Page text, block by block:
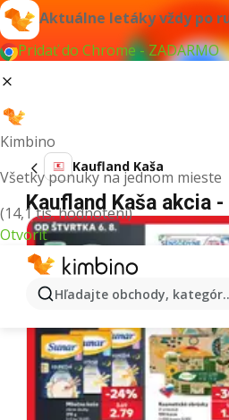
Aktuálne letáky vždy po
Pridať do Chrome - ZADARMO
Kimbino
Všetky ponuky na jednom mieste
(14,1 tis. hodnotení)
Otvoriť
Hľadajte obchody,
Kaufland Kaša
Kaufland Kaša akcia